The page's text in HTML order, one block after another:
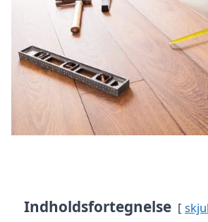
Indholdsfortegnelse skjul